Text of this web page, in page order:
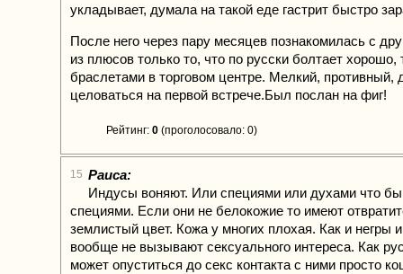
укладывает, думала на такой еде гастрит быстро
После него через пару месяцев познакомилась с
из плюсов только то, что по русски болтает хорошо,
браслетами в торговом центре. Мелкий, противный,
целоваться на первой встрече.Был послан на фиг!
Рейтинг: 0 (проголосовало: 0)
15 Раиса:
Индусы воняют. Или специями или духами что бы
специями. Если они не белокожие то имеют
землистый цвет. Кожа у многих плохая. Как и негры
вообще не вызывают сексуального интереса. Как
может опуститься до секс контакта с ними просто